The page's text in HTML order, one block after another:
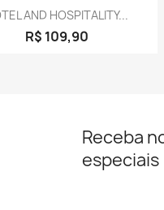
Visualização rápida
AND HOSPITALITY...
R$ 109,90
Receba
especiais